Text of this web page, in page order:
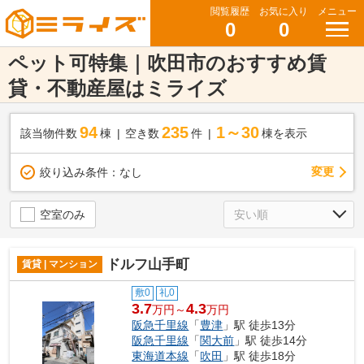
閲覧履歴
0
お気に入り
0
メニュー
ペット可特集｜吹田市のおすすめ賃
貸・不動産屋はミライズ
該当物件数 94棟 空き数 235 件 1～30 棟を表示
絞り込み条件： なし 変更
空室のみ
賃貸 | マンション ドルフ山手町
敷0 礼0
3.7万円～4.3万円
阪急千里線 「豊津 」駅 徒歩13分
阪急千里線 「関大前 」駅 徒歩14分
東海道本線 「吹田 」駅 徒歩18分